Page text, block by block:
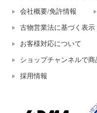
会社概要/免許情報
古物営業法に基づく表示
お客様対応について
ショップチャンネルで
採用情報